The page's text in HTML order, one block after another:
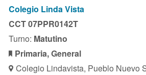
Colegio Linda Vista
CCT 07PPR0142T
Turno: Matutino
Primaria, General
Colegio Lindavista, Pueblo Nuevo